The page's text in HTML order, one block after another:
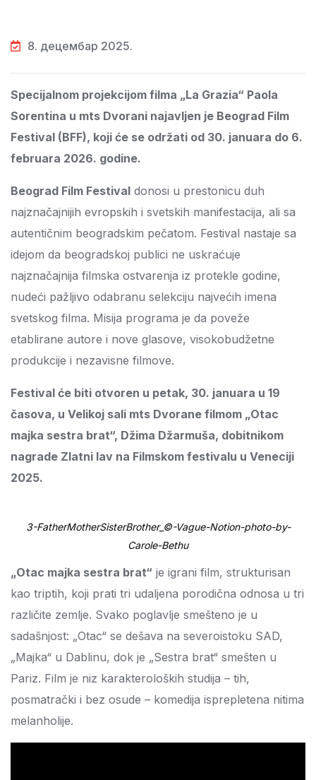
8. децембар 2025.
Specijalnom projekcijom filma „La Grazia“ Paola
Sorentina u mts Dvorani najavljen je Beograd Film
Festival (BFF), koji će se održati od 30. januara do 6.
februara 2026. godine.
Beograd Film Festival donosi u prestonicu duh
najznačajnijih evropskih i svetskih manifestacija, ali sa
autentičnim beogradskim pečatom. Festival nastaje sa
idejom da beogradskoj publici ne uskraćuje
najznačajnija filmska ostvarenja iz protekle godine,
nudeći pažljivo odabranu selekciju najvećih imena
svetskog filma. Misija programa je da poveže
etablirane autore i nove glasove, visokobudžetne
produkcije i nezavisne filmove.
Festival će biti otvoren u petak, 30. januara u 19
časova, u Velikoj sali mts Dvorane filmom „Otac
majka sestra brat“, Džima Džarmuša, dobitnikom
nagrade Zlatni lav na Filmskom festivalu u Veneciji
2025.
3-FatherMotherSisterBrother_©-Vague-Notion-photo-by-
Carole-Bethu
„Otac majka sestra brat“ je igrani film, strukturisan
kao triptih, koji prati tri udaljena porodična odnosa u tri
različite zemlje. Svako poglavlje smešteno je u
sadašnjost: „Otac“ se dešava na severoistoku SAD,
„Majka“ u Dablinu, dok je „Sestra brat“ smešten u
Pariz. Film je niz karakteroloških studija – tih,
posmatrački i bez osude – komedija isprepletena nitima
melanholije.